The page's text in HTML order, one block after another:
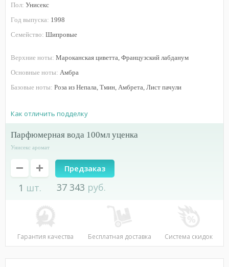
Как отличить подделку
Пол: Унисекс
Год выпуска: 1998
Семейство: Шипровые
Верхние ноты: Мароканская циветта, Французский лабданум
Основные ноты: Амбра
Базовые ноты: Роза из Непала, Тмин, Амбрета, Лист пачули
парфюмерная вода 100мл уценка
Унисекс аромат
1 шт.
Предзаказ
37 343 руб.
Гарантия качества Бесплатная доставка Система скидок